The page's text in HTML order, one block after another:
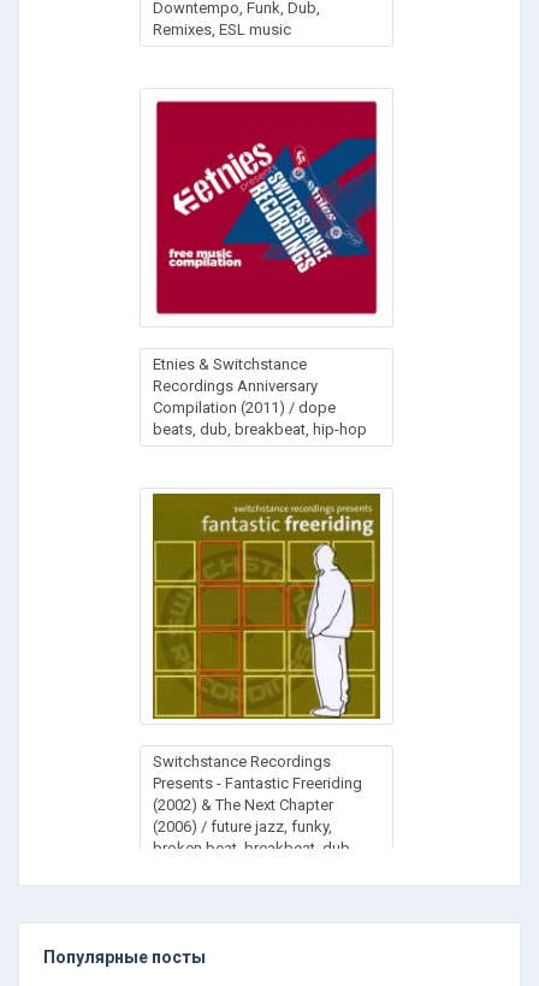
Downtempo, Funk, Dub,
Remixes, ESL music
Etnies & Switchstance
Recordings Anniversary
Compilation (2011) / dope
beats, dub, breakbeat, hip-hop
Switchstance Recordings
Presents - Fantastic Freeriding
(2002) & The Next Chapter
(2006) / future jazz, funky,
broken beat, breakbeat, dub,
Популярные посты